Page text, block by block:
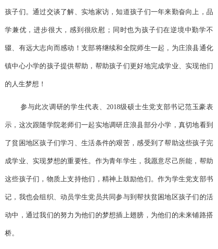
孩子们。通过交谈了解、实地家访，知道孩子们一年来勤奋向上，品
学兼优，进步很大，感到很欣慰；同时也为孩子们在逆境中勤学不
辍、有远大志向而感动！支部将继续和全院师生一起，为庄浪县通化
镇中心小学的孩子提供帮助，帮助孩子们更好地完成学业、实现他们
的人生梦想！
参与此次调研的学生代表、 2018级硕士生党支部书记范玉豪表
示，这次跟随学院老师们一起实地调研庄浪县部分小学，真切地看到
了贫困地区孩子们学习、生活条件的艰苦，感受到了帮助这些孩子完
成学业、实现梦想的重要性。作为青年学生，我愿意尽己所能，帮助
这些孩子们，物质上支持他们，精神上鼓励他们。作为学生党支部书
记，我也会组织、动员学生党员共同参与到帮扶贫困地区孩子们的活
动中，通过我们的努力为他们的梦想插上翅膀，为他们的未来铺路搭
桥。